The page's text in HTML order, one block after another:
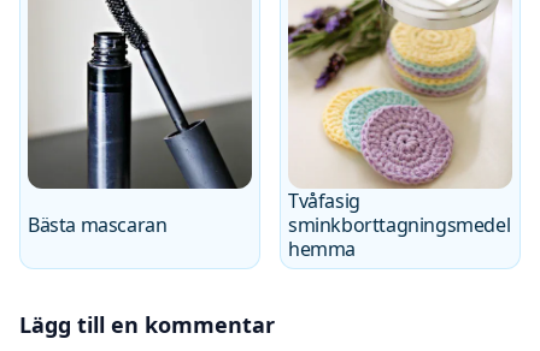
Bästa mascaran
Tvåfasig
sminkborttagningsmedel
hemma
Lägg till en kommentar